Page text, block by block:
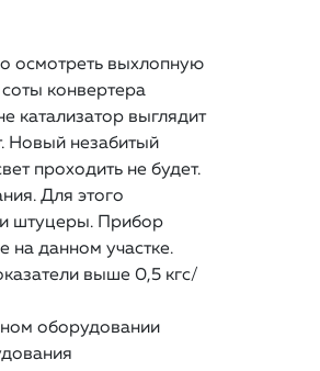
осмотреть выхлопную
конвертера
катализатор выглядит
Новый незабитый
проходить не будет.
Для этого
и штуцеры. Прибор
на данном участке.
выше 0,5 кгс/
оборудовании